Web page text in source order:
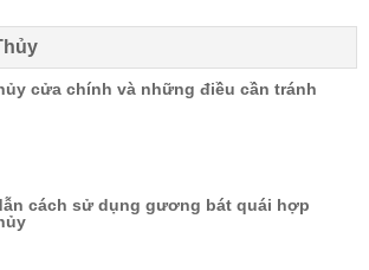
cửa chính và những điều cần tránh
cách sử dụng gương bát quái hợp